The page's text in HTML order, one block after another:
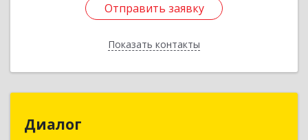
Отправить заявку
Показать контакты
Отправить заявку
Назад
Диалог